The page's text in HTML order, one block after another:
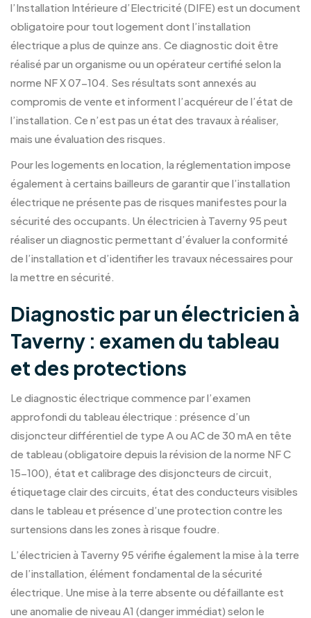
l’Installation Intérieure d’Electricité (DIFE) est un document
obligatoire pour tout logement dont l’installation
électrique a plus de quinze ans. Ce diagnostic doit être
réalisé par un organisme ou un opérateur certifié selon la
norme NF X 07-104. Ses résultats sont annexés au
compromis de vente et informent l’acquéreur de l’état de
l’installation. Ce n’est pas un état des travaux à réaliser,
mais une évaluation des risques.
Pour les logements en location, la réglementation impose
également à certains bailleurs de garantir que l’installation
électrique ne présente pas de risques manifestes pour la
sécurité des occupants. Un électricien à Taverny 95 peut
réaliser un diagnostic permettant d’évaluer la conformité
de l’installation et d’identifier les travaux nécessaires pour
la mettre en sécurité.
Diagnostic par un électricien à
Taverny : examen du tableau
et des protections
Le diagnostic électrique commence par l’examen
approfondi du tableau électrique : présence d’un
disjoncteur différentiel de type A ou AC de 30 mA en tête
de tableau (obligatoire depuis la révision de la norme NF C
15-100), état et calibrage des disjoncteurs de circuit,
étiquetage clair des circuits, état des conducteurs visibles
dans le tableau et présence d’une protection contre les
surtensions dans les zones à risque foudre.
L’électricien à Taverny 95 vérifie également la mise à la terre
de l’installation, élément fondamental de la sécurité
électrique. Une mise à la terre absente ou défaillante est
une anomalie de niveau A1 (danger immédiat) selon le